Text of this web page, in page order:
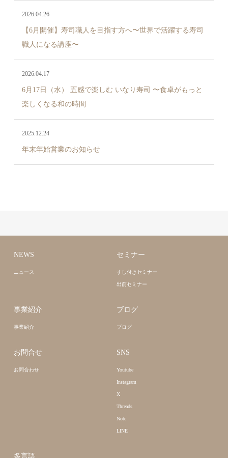
2026.04.26
【6月開催】寿司職人を目指す方へ〜世界で活躍する寿司
職人になる講座〜
2026.04.17
6月17日（水） 五感で楽しむ いなり寿司 〜食卓がもっと
楽しくなる和の時間
2025.12.24
年末年始営業のお知らせ
NEWS
ニュース
セミナー
すし付きセミナー
出前セミナー
事業紹介
事業紹介
ブログ
ブログ
お問合せ
お問合わせ
SNS
Youtube
Instagram
X
Threads
Note
LINE
多言語